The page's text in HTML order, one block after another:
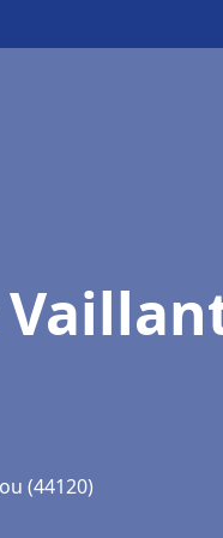
(44120)